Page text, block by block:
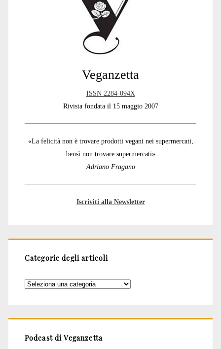
Veganzetta
ISSN 2284-094X
Rivista fondata il 15 maggio 2007
«La felicità non è trovare prodotti vegani nei supermercati,
bensì non trovare supermercati»
Adriano Fragano
Iscriviti alla Newsletter
Categorie degli articoli
Categorie
Podcast di Veganzetta